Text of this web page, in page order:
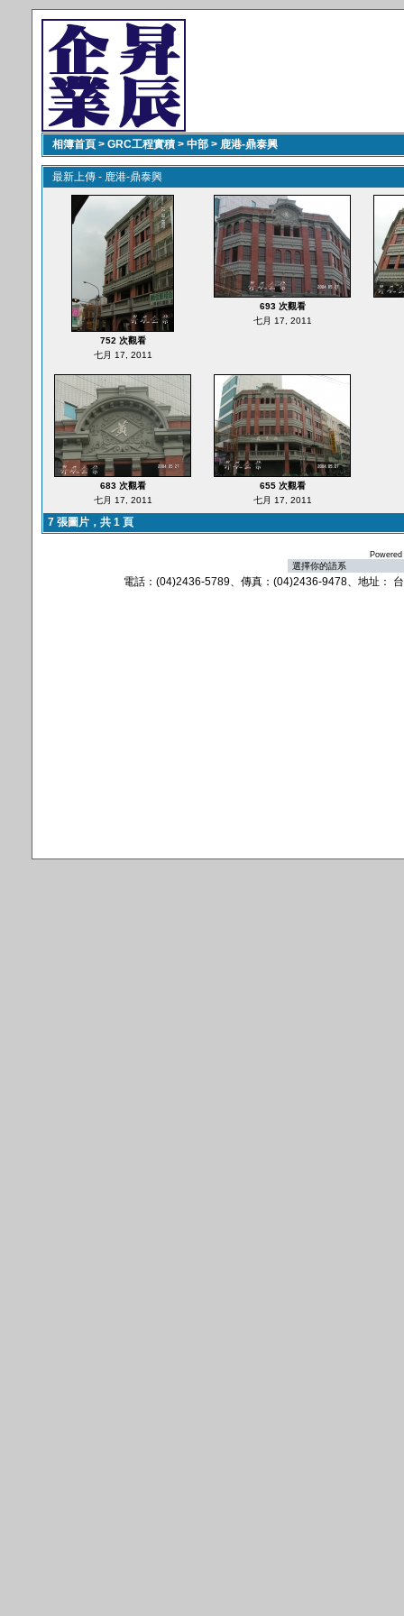
相簿首頁 > GRC工程實積 > 中部 > 鹿港-鼎泰興
最新上傳 - 鹿港-鼎泰興
752 次觀看
七月 17, 2011
693 次觀看
七月 17, 2011
683 次觀看
七月 17, 2011
655 次觀看
七月 17, 2011
7 張圖片，共 1 頁
電話：(04)2436-5789、傳真：(04)2436-9478、地址：